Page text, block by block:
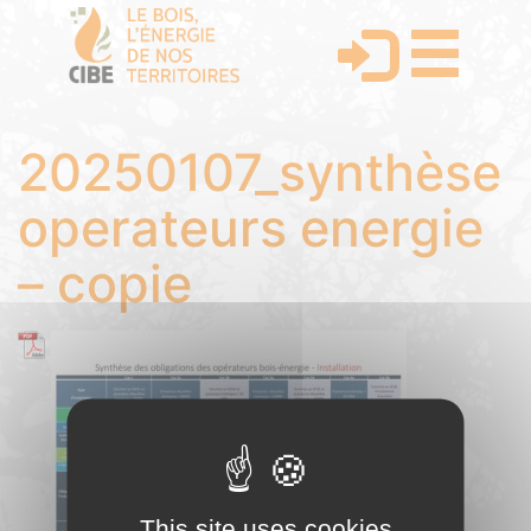
20250107_synthèse
operateurs energie
– copie